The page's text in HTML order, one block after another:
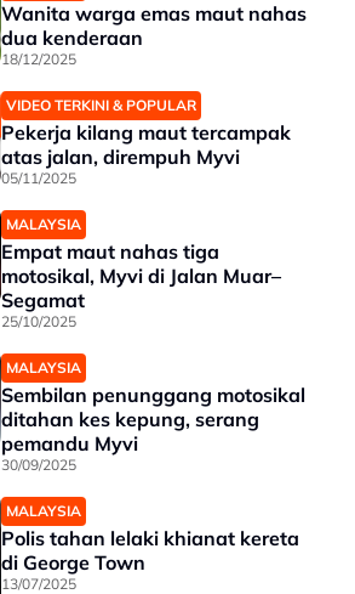
Wanita warga emas maut nahas
dua kenderaan
18/12/2025
VIDEO TERKINI & POPULAR
Pekerja kilang maut tercampak
atas jalan, dirempuh Myvi
05/11/2025
MALAYSIA
Empat maut nahas tiga
motosikal, Myvi di Jalan Muar–
Segamat
25/10/2025
MALAYSIA
Sembilan penunggang motosikal
ditahan kes kepung, serang
pemandu Myvi
30/09/2025
MALAYSIA
Polis tahan lelaki khianat kereta
di George Town
13/07/2025